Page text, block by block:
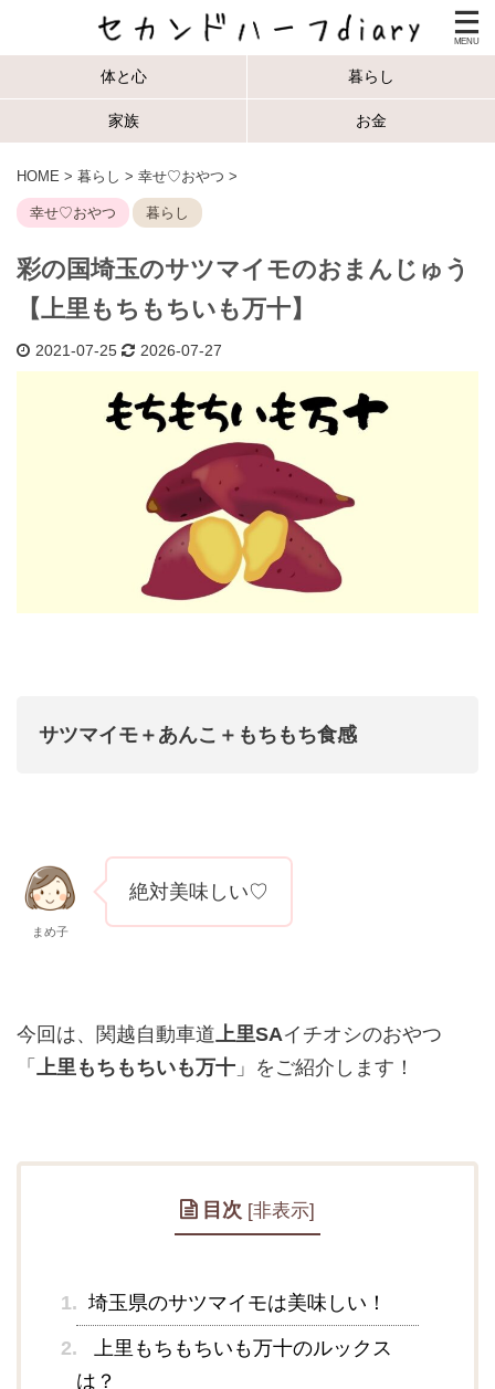
体と心 暮らし
家族 お金
HOME > 暮らし > 幸せ♡おやつ >
幸せ♡おやつ 暮らし
彩の国埼玉のサツマイモのおまんじゅう
【上里もちもちいも万十】
2021-07-25 2026-07-27
サツマイモ＋あんこ＋もちもち食感
まめ子
絶対美味しい♡
今回は、関越自動車道上里SAイチオシのおやつ
「 上里もちもちいも万十 」をご紹介します！
目次 [非表示]
1. 埼玉県のサツマイモは美味しい！
2.
上里もちもちいも万十のルックス
は？